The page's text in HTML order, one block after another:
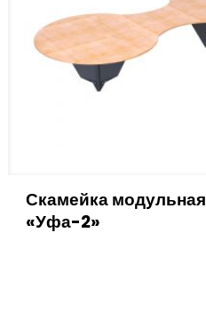
Скамейка модульная
«Уфа-2»